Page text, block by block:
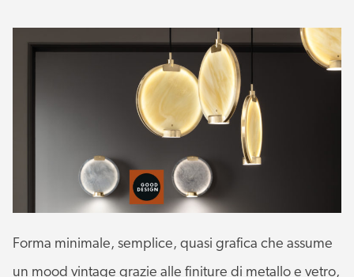
Forma minimale, semplice, quasi grafica che assume
un mood vintage grazie alle finiture di metallo e vetro,